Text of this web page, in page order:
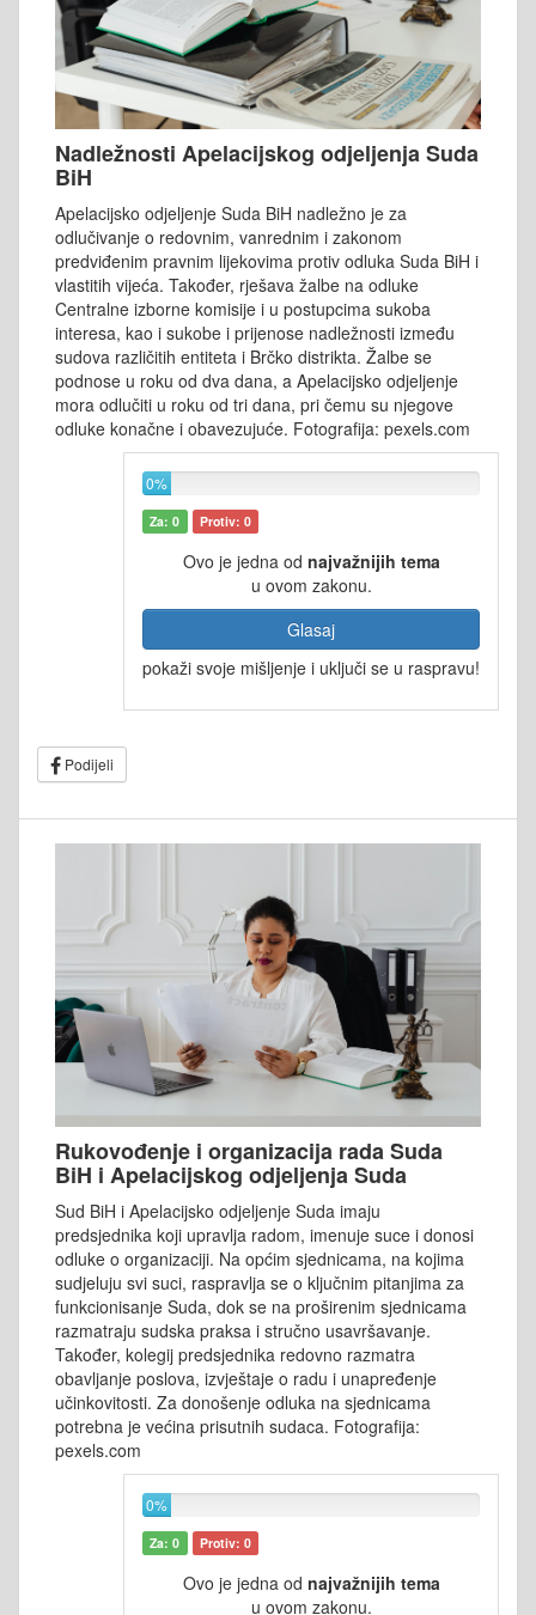
Nadležnosti Apelacijskog odjeljenja Suda
BiH
Apelacijsko odjeljenje Suda BiH nadležno je za
odlučivanje o redovnim, vanrednim i zakonom
predviđenim pravnim lijekovima protiv odluka Suda BiH i
vlastitih vijeća. Također, rješava žalbe na odluke
Centralne izborne komisije i u postupcima sukoba
interesa, kao i sukobe i prijenose nadležnosti između
sudova različitih entiteta i Brčko distrikta. Žalbe se
podnose u roku od dva dana, a Apelacijsko odjeljenje
mora odlučiti u roku od tri dana, pri čemu su njegove
odluke konačne i obavezujuće. Fotografija: pexels.com
0%
Za: 0 Protiv: 0
Ovo je jedna od najvažnijih tema
u ovom zakonu.
Glasaj
pokaži svoje mišljenje i uključi se u raspravu!
Podijeli
Rukovođenje i organizacija rada Suda
BiH i Apelacijskog odjeljenja Suda
Sud BiH i Apelacijsko odjeljenje Suda imaju
predsjednika koji upravlja radom, imenuje suce i donosi
odluke o organizaciji. Na općim sjednicama, na kojima
sudjeluju svi suci, raspravlja se o ključnim pitanjima za
funkcionisanje Suda, dok se na proširenim sjednicama
razmatraju sudska praksa i stručno usavršavanje.
Također, kolegij predsjednika redovno razmatra
obavljanje poslova, izvještaje o radu i unapređenje
učinkovitosti. Za donošenje odluka na sjednicama
potrebna je većina prisutnih sudaca. Fotografija:
pexels.com
0%
Za: 0 Protiv: 0
Ovo je jedna od najvažnijih tema
u ovom zakonu.